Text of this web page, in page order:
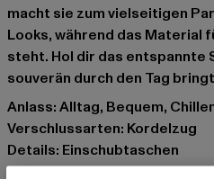
macht sie zum vielseitigen
Looks, während das
steht. Hol dir das entspannte
souverän durch den Tag
Anlass: Alltag, Bequem,
Verschlussarten: Kordelzug
Details: Einschubtaschen
Schnitt: Normal